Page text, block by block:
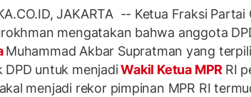
JAKARTA -- Ketua Fraksi Partai
mengatakan bahwa anggota
Muhammad Akbar Supratman yang
DPD untuk menjadiWakil Ketua MPR RI
menjadi rekor pimpinan MPR RI